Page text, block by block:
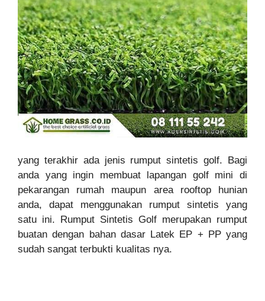
yang terakhir ada jenis rumput sintetis golf. Bagi
anda yang ingin membuat lapangan golf mini di
pekarangan rumah maupun area rooftop hunian
anda, dapat menggunakan rumput sintetis yang
satu ini. Rumput Sintetis Golf merupakan rumput
buatan dengan bahan dasar Latek EP + PP yang
sudah sangat terbukti kualitas nya.